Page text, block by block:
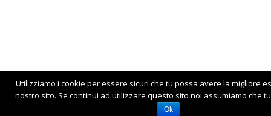
Utilizziamo i cookie per essere sicuri che tu possa avere la migliore
nostro sito. Se continui ad utilizzare questo sito noi assumiamo che
Ok